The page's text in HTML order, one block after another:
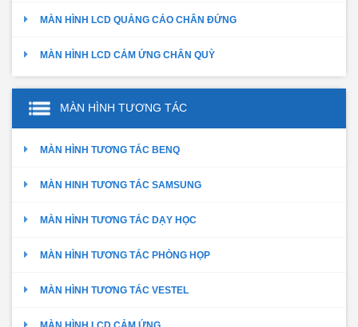
MÀN HÌNH LCD QUẢNG CÁO CHÂN ĐỨNG
MÀN HÌNH LCD CẢM ỨNG CHÂN QUỲ
MÀN HÌNH TƯƠNG TÁC
MÀN HÌNH TƯƠNG TÁC BENQ
MÀN HINH TƯƠNG TÁC SAMSUNG
MÀN HÌNH TƯƠNG TÁC DẠY HỌC
MÀN HÌNH TƯƠNG TÁC PHÒNG HỌP
MÀN HÌNH TƯƠNG TÁC VESTEL